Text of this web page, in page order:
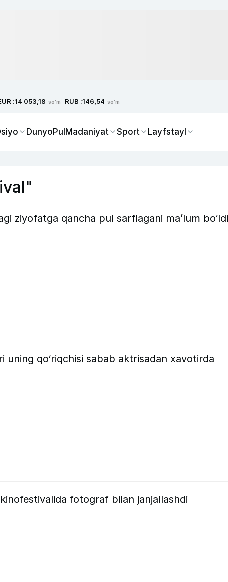
:14 053,18 so'm RUB :146,54 so'm
DunyoPulMadaniyat Sport Layfstayl
ziyofatga qancha pul sarflagani maʼlum bo‘ldi
uning qo‘riqchisi sabab aktrisadan xavotirda
fotograf bilan janjallashdi